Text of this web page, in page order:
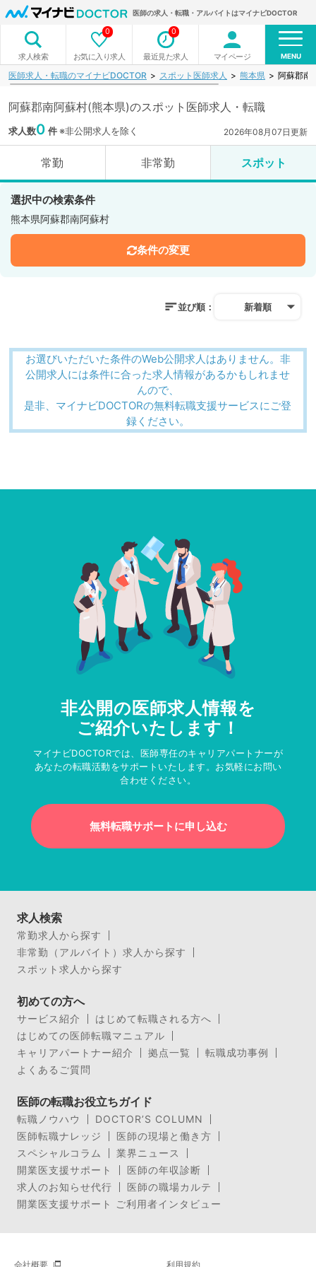
医師の求人・転職・アルバイトはマイナビDOCTOR
求人検索 お気に入り求人
0
最近見た求人
0
マイページ MENU
医師求人・転職のマイナビDOCTOR スポット医師求人 熊本県 阿蘇郡南
阿蘇郡南阿蘇村(熊本県)のスポット医師求人・転職
求人数0 件※非公開求人を除く 2026年08月07日更新
常勤 非常勤 スポット
選択中の検索条件
熊本県阿蘇郡南阿蘇村
条件の変更
並び順： 新着順
お選びいただいた条件のWeb公開求人はありません。非
公開求人には条件に合った求人情報があるかもしれませ
んので、
是非、マイナビDOCTORの無料転職支援サービスにご登
録ください。
非公開の医師求人情報を
ご紹介いたします！
マイナビDOCTORでは、医師専任のキャリアパートナーが
あなたの転職活動をサポートいたします。お気軽にお問い
合わせください。
無料転職サポートに申し込む
求人検索
常勤求人から探す
非常勤（アルバイト）求人から探す
スポット求人から探す
初めての方へ
サービス紹介
はじめて転職される方へ
はじめての医師転職マニュアル
キャリアパートナー紹介
拠点一覧
転職成功事例
よくあるご質問
医師の転職お役立ちガイド
転職ノウハウ
DOCTOR’S COLUMN
医師転職ナレッジ
医師の現場と働き方
スペシャルコラム
業界ニュース
開業医支援サポート
医師の年収診断
求人のお知らせ代行
医師の職場カルテ
開業医支援サポート ご利用者インタビュー
会社概要 利用規約